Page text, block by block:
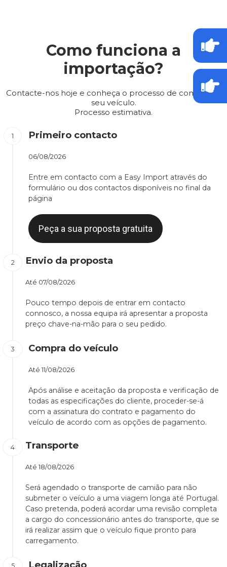
Como funciona a
importação?
Contacte-nos hoje e conheça o processo de compra do
seu veículo.
Processo estimativa.
Primeiro contacto
06/08/2026
Entre em contacto com a Easy Import através do
formulário ou dos contactos disponíveis no final da
página
Peça a sua proposta gratuita
Envio da proposta
Até 07/08/2026
Pouco tempo depois de entrar em contacto
connosco, a nossa equipa irá apresentar a proposta
preço chave-na-mão para o seu pedido.
Compra do veículo
Até 11/08/2026
Após análise e aceitação da proposta e verificação de
todas as especificações do cliente, proceder-se-á
com a assinatura do contrato e pagamento do
veículo de acordo com as opções de pagamento.
Transporte
Até 18/08/2026
Será agendado o transporte de camião para não
submeter o veículo a uma viagem longa até Portugal.
Caso pretenda, poderá acordar uma revisão completa
a cargo do concessionário antes do transporte, que se
irá realizar assim que o veículo fique pronto para
carregamento.